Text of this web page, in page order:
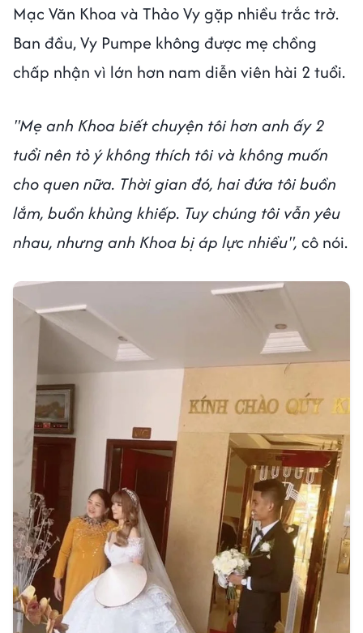
Mạc Văn Khoa và Thảo Vy gặp nhiều trắc trở.
Ban đầu, Vy Pumpe không được mẹ chồng
chấp nhận vì lớn hơn nam diễn viên hài 2 tuổi.
"Mẹ anh Khoa biết chuyện tôi hơn anh ấy 2
tuổi nên tỏ ý không thích tôi và không muốn
cho quen nữa. Thời gian đó, hai đứa tôi buồn
lắm, buồn khủng khiếp. Tuy chúng tôi vẫn yêu
nhau, nhưng anh Khoa bị áp lực nhiều", cô nói.